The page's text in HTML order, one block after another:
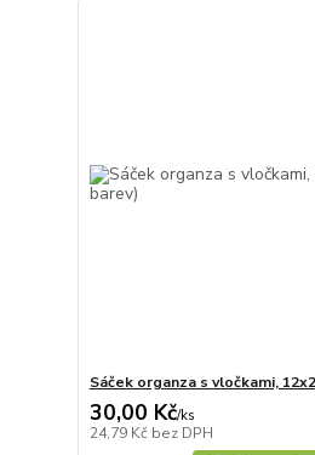
Sáček organza s vločkami,
30,00 Kč/ks
24,79 Kč bez DPH